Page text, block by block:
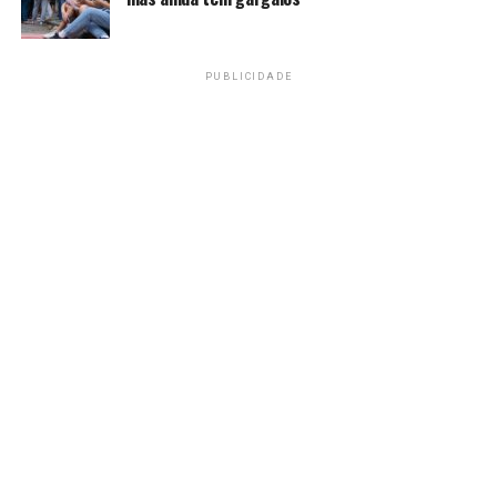
No IPCA-15 de outubro,
PUBLICIDADE